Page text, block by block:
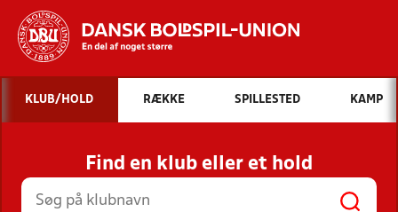
Hvad vil du søge efter?
INDHOLD OG NYHEDER
STILLINGER, RESULTATER, KLUBBER OG
HOLD
KLUB/HOLD RÆKKE SPILLESTED KAMP
Find en klub eller et hold